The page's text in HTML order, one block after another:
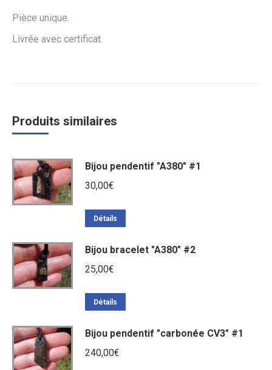
Pièce unique.
Livrée avec certificat.
Produits similaires
Bijou pendentif "A380" #1
30,00€
Détails
Bijou bracelet "A380" #2
25,00€
Détails
Bijou pendentif "carbonée CV3" #1
240,00€